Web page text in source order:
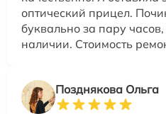
оптический прицел.
буквально за пару
наличии. Стоимость
Позднякова Ольга